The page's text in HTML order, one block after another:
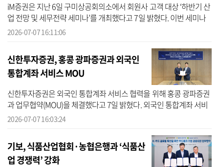
iM증권은 지난 6일 구미상공회의소에서 회원사 고객 대상 ‘하반기 산
업 전망 및 세무전략 세미나’를 개최했다고 7일 밝혔다. 이번 세미나
는 구미 국가산업단지의 핵심 축인 IT, 방산 산업 분야에 대한 전망을
2026-07-07 16:11:06
신한투자증권, 홍콩 광파증권과 외국인
통합계좌 서비스 MOU
신한투자증권은 외국인 통합계좌 서비스 협력을 위해 홍콩 광파증권
과 업무협약(MOU)을 체결했다고 7일 밝혔다. 외국인 통합계좌 서비
스는 외국인 개인투자자가 국내 증권사에 별도 계좌를 만들 필요 없
2026-07-07 16:03:24
기보, 식품산업협회·농협은행과 ‘식품산
업 경쟁력’ 강화